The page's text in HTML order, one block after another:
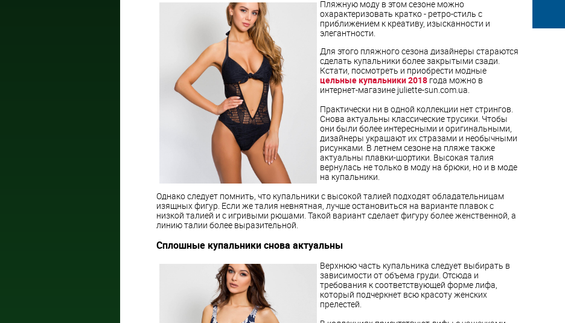
Пляжную моду в этом сезоне можно
охарактеризовать кратко - ретро-стиль с
приближением к креативу, изысканности и
элегантности.
Для этого пляжного сезона дизайнеры стараются
сделать купальники более закрытыми сзади.
Кстати, посмотреть и приобрести модные
цельные купальники 2018 года можно в
интернет-магазине juliette-sun.com.ua.
Практически ни в одной коллекции нет стрингов.
Снова актуальны классические трусики. Чтобы
они были более интересными и оригинальными,
дизайнеры украшают их стразами и необычными
рисунками. В летнем сезоне на пляже также
актуальны плавки-шортики. Высокая талия
вернулась не только в моду на брюки, но и в моде
на купальники.
Однако следует помнить, что купальники с высокой талией подходят обладательницам
изящных фигур. Если же талия невнятная, лучше остановиться на варианте плавок с
низкой талией и с игривыми рюшами. Такой вариант сделает фигуру более женственной, а
линию талии более выразительной.
Сплошные купальники снова актуальны
Верхнюю часть купальника следует выбирать в
зависимости от объема груди. Отсюда и
требования к соответствующей форме лифа,
который подчеркнет всю красоту женских
прелестей.